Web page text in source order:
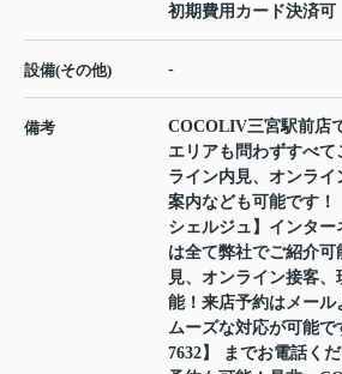
初期費用カード決済可
設備(その他) -
備考
COCOLIV三宮駅前店
エリアも問わずすべ
ライン内見、オンラ
案内なども可能です
シェルジュ】インタ
は全て弊社でご紹介
見、オンライン接客
能！来店予約はメール
ムーズな対応が可能で
7632】 までお電話く